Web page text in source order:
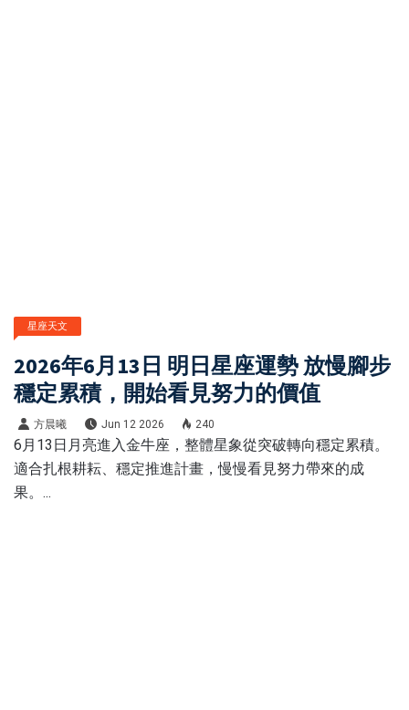
星座天文
2026年6月13日 明日星座運勢 放慢腳步
穩定累積，開始看見努力的價值
方晨曦 Jun 12 2026 240
6月13日月亮進入金牛座，整體星象從突破轉向穩定累積。
適合扎根耕耘、穩定推進計畫，慢慢看見努力帶來的成
果。...